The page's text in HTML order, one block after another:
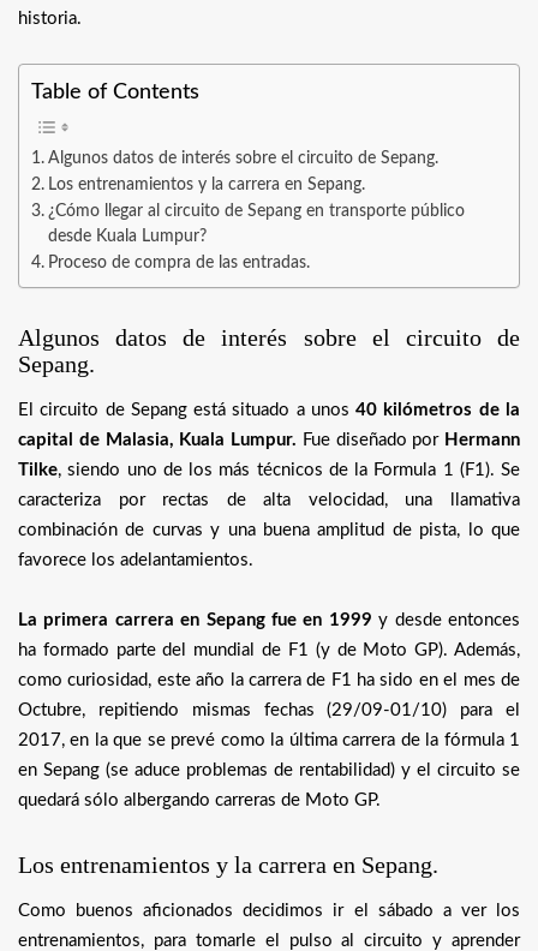
historia.
Table of Contents
Algunos datos de interés sobre el circuito de Sepang.
Los entrenamientos y la carrera en Sepang.
¿Cómo llegar al circuito de Sepang en transporte público
desde Kuala Lumpur?
Proceso de compra de las entradas.
Algunos datos de interés sobre el circuito de
Sepang.
El circuito de Sepang está situado a unos40 kilómetros de la
capital de Malasia, Kuala Lumpur. Fue diseñado por Hermann
Tilke, siendo uno de los más técnicos de la Formula 1 (F1). Se
caracteriza por rectas de alta velocidad, una llamativa
combinación de curvas y una buena amplitud de pista, lo que
favorece los adelantamientos.
La primera carrera en Sepang fue en 1999 y desde entonces
ha formado parte del mundial de F1 (y de Moto GP). Además,
como curiosidad, este año la carrera de F1 ha sido en el mes de
Octubre, repitiendo mismas fechas (29/09-01/10) para el
2017, en la que se prevé como la última carrera de la fórmula 1
en Sepang (se aduce problemas de rentabilidad) y el circuito se
quedará sólo albergando carreras de Moto GP.
Los entrenamientos y la carrera en Sepang.
Como buenos aficionados decidimos ir el sábado a ver los
entrenamientos, para tomarle el pulso al circuito y aprender